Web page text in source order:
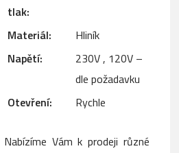
tlak:
Materiál:
Hliník
Napětí:
230V , 120V –
dle požadavku
Otevření:
Rychle
Nabízíme Vám k prodeji různé